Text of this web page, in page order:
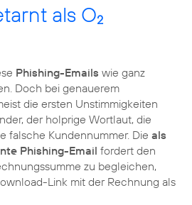
als O2
Phishing-Emails wie ganz
Doch bei genauerem
die ersten Unstimmigkeiten
der holprige Wortlaut, die
falsche Kundennummer. Die als
Phishing-Email fordert den
zu begleichen,
Link mit der Rechnung als